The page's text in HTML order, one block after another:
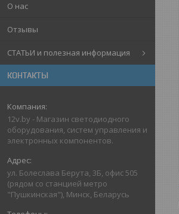
О нас
Отзывы
СТАТЬИ и полезная информация
КОНТАКТЫ
12v.by - Магазин светодиодного
оборудования, систем управления и
электронных компонентов.
ул. Болеслава Берута, 3Б, офис 505
(рядом со станцией метро
"Пушкинская"), Минск, Беларусь